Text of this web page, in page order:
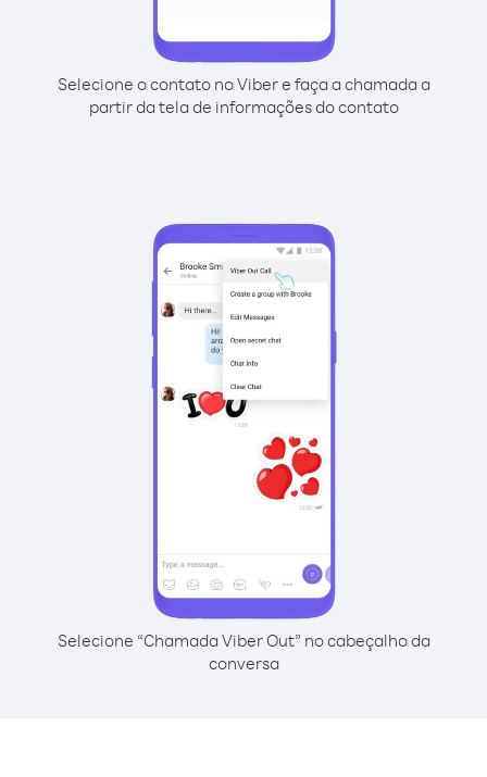
Selecione o contato no Viber e faça a chamada a
partir da tela de informações do contato
Selecione “Chamada Viber Out” no cabeçalho da
conversa